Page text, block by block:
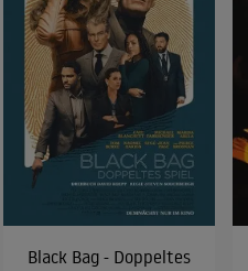
Black Bag - Doppeltes